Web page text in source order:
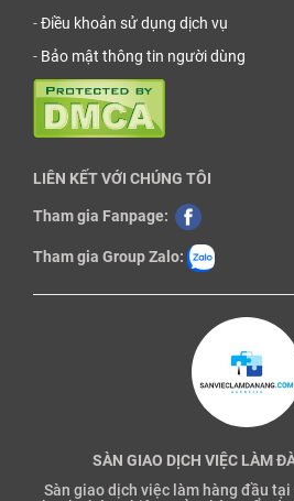
-Điều khoản sử dụng dịch vụ
- Bảo mật thông tin người dùng
LIÊN KẾT VỚI CHÚNG TÔI
Tham gia Fanpage:
Tham gia Group Zalo:
SÀN GIAO DỊCH VIỆC LÀM
Sàn giao dịch việc làm hàng đầu tại